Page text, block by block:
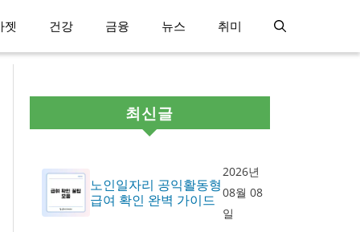
젯 건강 금융 뉴스 취미
최신글
노인일자리 공익활동형
급여 확인 완벽 가이드
2026년
08월 08
일